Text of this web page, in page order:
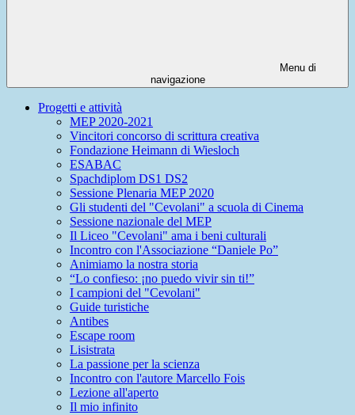
Menu di
navigazione
Progetti e attività
MEP 2020-2021
Vincitori concorso di scrittura creativa
Fondazione Heimann di Wiesloch
ESABAC
Spachdiplom DS1 DS2
Sessione Plenaria MEP 2020
Gli studenti del "Cevolani" a scuola di Cinema
Sessione nazionale del MEP
Il Liceo "Cevolani" ama i beni culturali
Incontro con l'Associazione “Daniele Po”
Animiamo la nostra storia
“Lo confieso: ¡no puedo vivir sin ti!”
I campioni del "Cevolani"
Guide turistiche
Antibes
Escape room
Lisistrata
La passione per la scienza
Incontro con l'autore Marcello Fois
Lezione all'aperto
Il mio infinito